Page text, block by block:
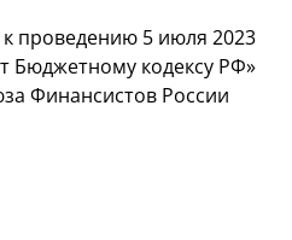
проведению 5 июля 2023
Бюджетному кодексу РФ»
Финансистов России